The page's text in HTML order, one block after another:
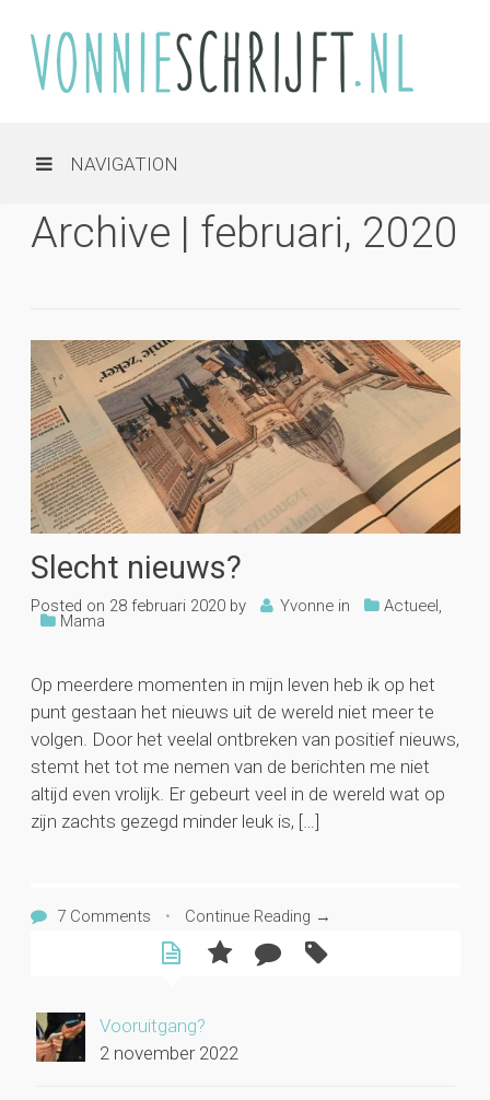
NAVIGATION
Archive | februari, 2020
Slecht nieuws?
Posted on 28 februari 2020 by Yvonne in Actueel,
Mama
Op meerdere momenten in mijn leven heb ik op het
punt gestaan het nieuws uit de wereld niet meer te
volgen. Door het veelal ontbreken van positief nieuws,
stemt het tot me nemen van de berichten me niet
altijd even vrolijk. Er gebeurt veel in de wereld wat op
zijn zachts gezegd minder leuk is, […]
7 Comments • Continue Reading →
Vooruitgang?
2 november 2022